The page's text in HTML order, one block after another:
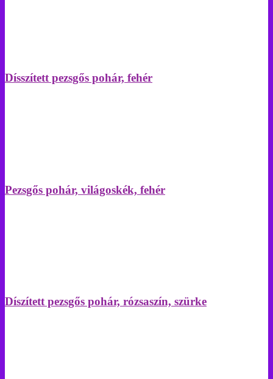
Dísszített pezsgős pohár, fehér
Pezsgős pohár, világoskék, fehér
Díszített pezsgős pohár, rózsaszín, szürke